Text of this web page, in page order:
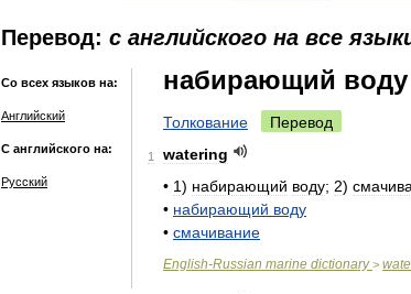
Перевод: с английского на все
Со всех языков на:
Английский
С английского на:
Русский
набирающий воду
Толкование Перевод
1
watering
• 1) набирающий воду; 2)
• набирающий воду
• смачивание
English-Russian marine dictionary >